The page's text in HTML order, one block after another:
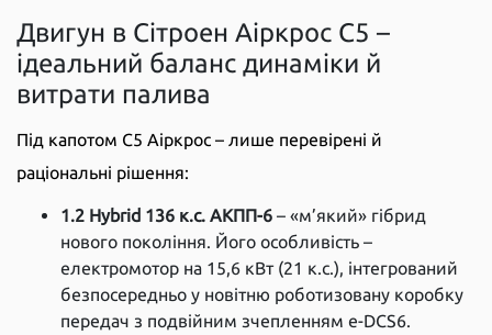
Двигун в Сітроен Аіркрос С5 –
ідеальний баланс динаміки й
витрати палива
Під капотом С5 Аіркрос – лише перевірені й
раціональні рішення:
1.2 Hybrid 136 к.с. АКПП-6 – «м’який» гібрид
нового покоління. Його особливість –
електромотор на 15,6 кВт (21 к.с.), інтегрований
безпосередньо у новітню роботизовану коробку
передач з подвійним зчепленням е-DCS6.